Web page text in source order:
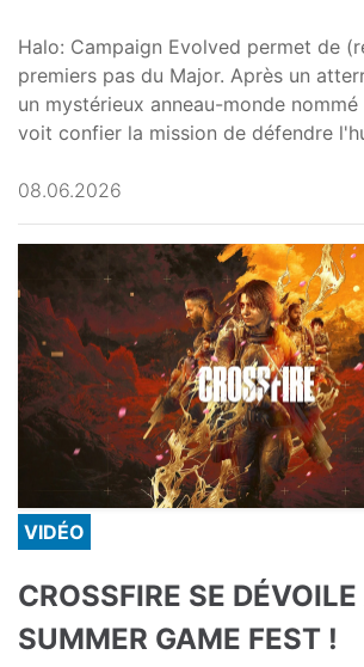
Halo: Campaign Evolved permet de
premiers pas du Major. Après un
un mystérieux anneau-monde
voit confier la mission de défendre
08.06.2026
VIDÉO
CROSSFIRE SE
SUMMER GAME FEST !